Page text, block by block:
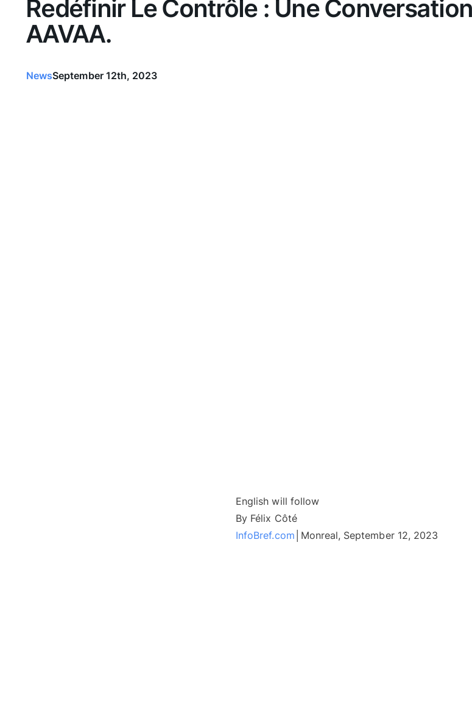
Redéfinir Le Contrôle : Une
AAVAA.
NewsSeptember 12th, 2023
English will follow
By Félix Côté
InfoBref.com │Monreal, September 12, 2023